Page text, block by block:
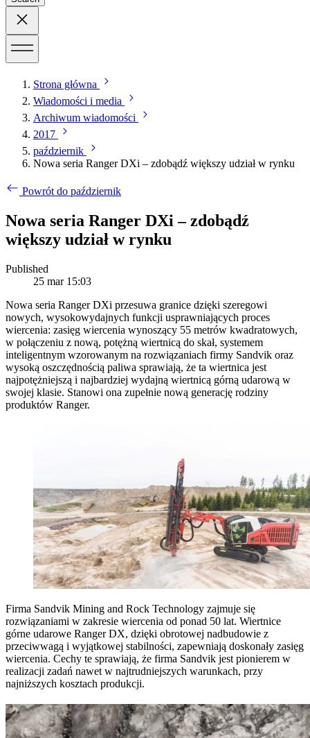
Strona główna
Wiadomości i media
Archiwum wiadomości
2017
październik
Nowa seria Ranger DXi – zdobądź większy udział w rynku
Powrót do październik
Nowa seria Ranger DXi – zdobądź
większy udział w rynku
Published
25 mar 15:03
Nowa seria Ranger DXi przesuwa granice dzięki szeregowi
nowych, wysokowydajnych funkcji usprawniających proces
wiercenia: zasięg wiercenia wynoszący 55 metrów kwadratowych,
w połączeniu z nową, potężną wiertnicą do skał, systemem
inteligentnym wzorowanym na rozwiązaniach firmy Sandvik oraz
wysoką oszczędnością paliwa sprawiają, że ta wiertnica jest
najpotężniejszą i najbardziej wydajną wiertnicą górną udarową w
swojej klasie. Stanowi ona zupełnie nową generację rodziny
produktów Ranger.
Firma Sandvik Mining and Rock Technology zajmuje się
rozwiązaniami w zakresie wiercenia od ponad 50 lat. Wiertnice
górne udarowe Ranger DX, dzięki obrotowej nadbudowie z
przeciwwagą i wyjątkowej stabilności, zapewniają doskonały zasięg
wiercenia. Cechy te sprawiają, że firma Sandvik jest pionierem w
realizacji zadań nawet w najtrudniejszych warunkach, przy
najniższych kosztach produkcji.